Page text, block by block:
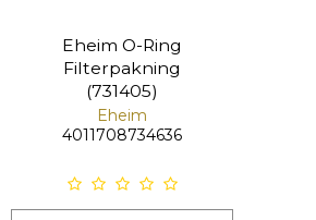
Eheim O-Ring
Filterpakning
(731405)
Eheim
4011708734636